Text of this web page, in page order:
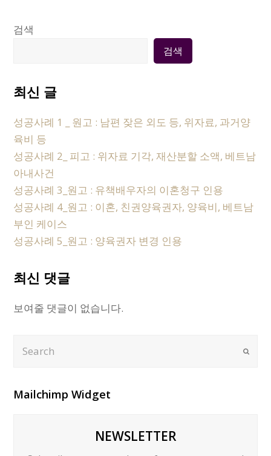
검색
검색
최신 글
성공사례 1 _ 원고 : 남편 잦은 외도 등, 위자료, 과거양
육비 등
성공사례 2_ 피고 : 위자료 기각, 재산분할 소액, 베트남
아내사건
성공사례 3_원고 : 유책배우자의 이혼청구 인용
성공사례 4_원고 : 이혼, 친권양육권자, 양육비, 베트남
부인 케이스
성공사례 5_원고 : 양육권자 변경 인용
최신 댓글
보여줄 댓글이 없습니다.
Submit
Mailchimp Widget
NEWSLETTER